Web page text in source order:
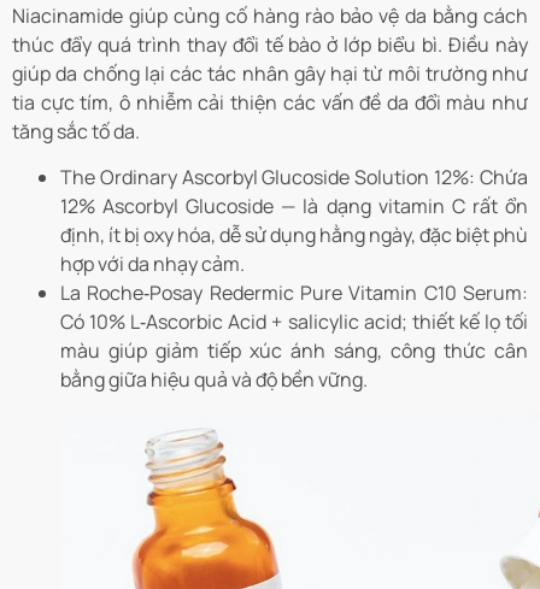
Niacinamide giúp củng cố hàng rào bảo vệ da bằng cách
thúc đẩy quá trình thay đổi tế bào ở lớp biểu bì. Điều này
giúp da chống lại các tác nhân gây hại từ môi trường như
tia cực tím, ô nhiễm cải thiện các vấn đề da đổi màu như
tăng sắc tố da.
The Ordinary Ascorbyl Glucoside Solution 12%: Chứa
12% Ascorbyl Glucoside — là dạng vitamin C rất ổn
định, ít bị oxy hóa, dễ sử dụng hằng ngày, đặc biệt phù
hợp với da nhạy cảm.
La Roche‑Posay Redermic Pure Vitamin C10 Serum:
Có 10% L‑Ascorbic Acid + salicylic acid; thiết kế lọ tối
màu giúp giảm tiếp xúc ánh sáng, công thức cân
bằng giữa hiệu quả và độ bền vững.